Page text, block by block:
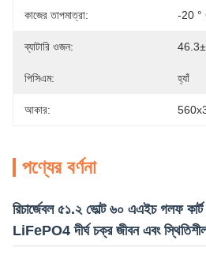
কাজের তাপমাত্রা: -20 °
ব্যাটারি ওজন:
পিসিএম: হ্যাঁ
আকার:
পণ্যের বর্ণনা
রিচার্জেবল ৫১.২ ভোল্ট ৬০ এএইচ গলফ কার্ট
LiFePO4 দীর্ঘ চক্র জীবন এবং স্থিতিশীল